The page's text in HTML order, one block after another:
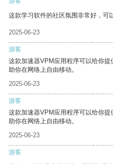
这款学习软件的社区氛围非常好，可
2025-06-23
游客
这款加速器VPM应用程序可以给你
助你在网络上自由移动。
2025-06-23
游客
这款加速器VPM应用程序可以给你
助你在网络上自由移动。
2025-06-23
游客